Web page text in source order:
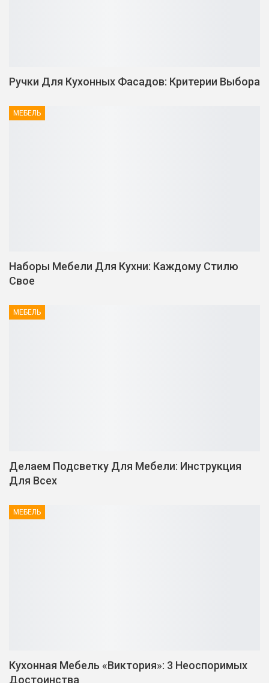
Ручки Для Кухонных Фасадов: Критерии Выбора
МЕБЕЛЬ
Наборы Мебели Для Кухни: Каждому Стилю
Свое
МЕБЕЛЬ
Делаем Подсветку Для Мебели: Инструкция
Для Всех
МЕБЕЛЬ
Кухонная Мебель «Виктория»: 3 Неоспоримых
Достоинства